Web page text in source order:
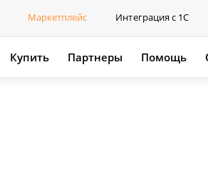
Маркетплейс Интеграция с 1С
Купить Партнеры Помощь